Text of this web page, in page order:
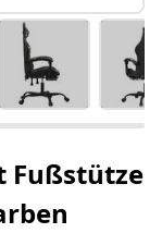
Fußstütze